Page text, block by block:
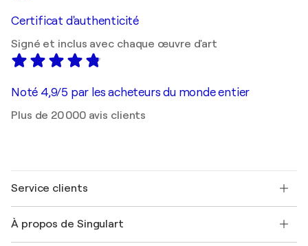
Certificat d'authenticité
Signé et inclus avec chaque œuvre d'art
Noté 4,9/5 par les acheteurs du monde entier
Plus de 20 000 avis clients
Service clients
Expédition
À propos de Singulart